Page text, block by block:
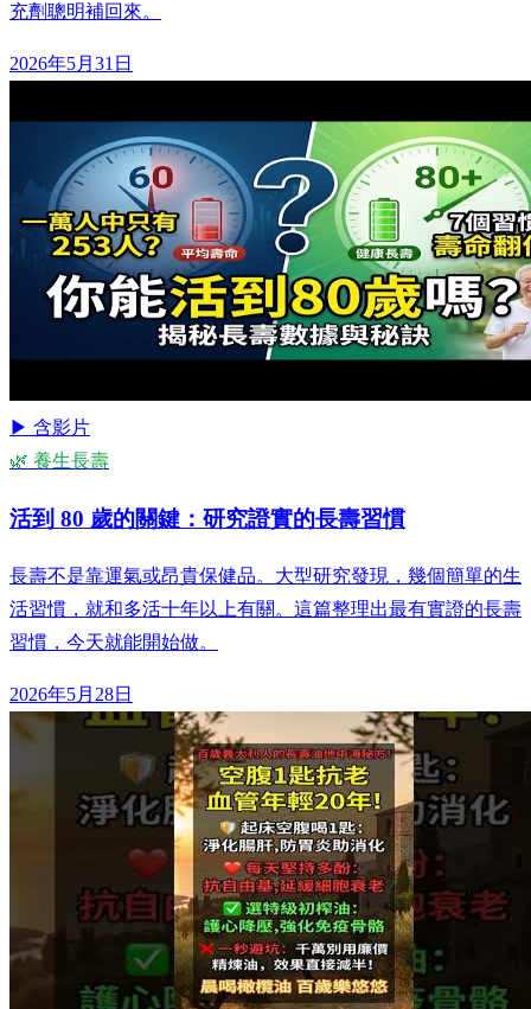
充劑聰明補回來。
2026年5月31日
▶ 含影片
🌿 養生長壽
活到 80 歲的關鍵：研究證實的長壽習慣
長壽不是靠運氣或昂貴保健品。大型研究發現，幾個簡單的生
活習慣，就和多活十年以上有關。這篇整理出最有實證的長壽
習慣，今天就能開始做。
2026年5月28日